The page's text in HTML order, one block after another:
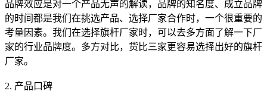
品牌效应是对一个产品无声的解读，品牌的知名度、成立品牌
的时间都是我们在挑选产品、选择厂家合作时，一个很重要的
考量因素。我们在选择旗杆厂家时，可以去多方面了解一下厂
家的行业品牌度。多方对比，货比三家更容易选择出好的旗杆
厂家。
2. 产品口碑